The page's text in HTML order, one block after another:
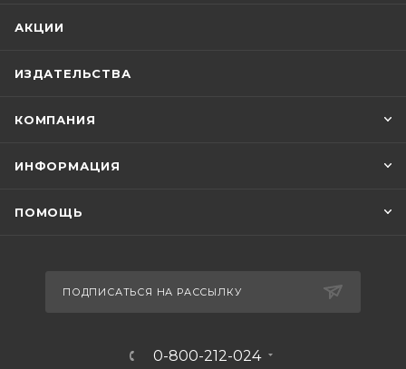
АКЦИИ
ИЗДАТЕЛЬСТВА
КОМПАНИЯ
ИНФОРМАЦИЯ
ПОМОЩЬ
ПОДПИСАТЬСЯ НА РАССЫЛКУ
0-800-212-024